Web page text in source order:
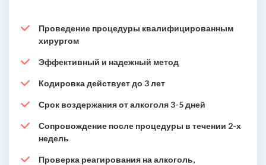
Проведение процедуры квалифицированным
хирургом
Эффективный и надежный метод
Кодировка действует до 3 лет
Срок воздержания от алкоголя 3-5 дней
Сопровождение после процедуры в течении 2-х
недель
Проверка реагирования на алкоголь,